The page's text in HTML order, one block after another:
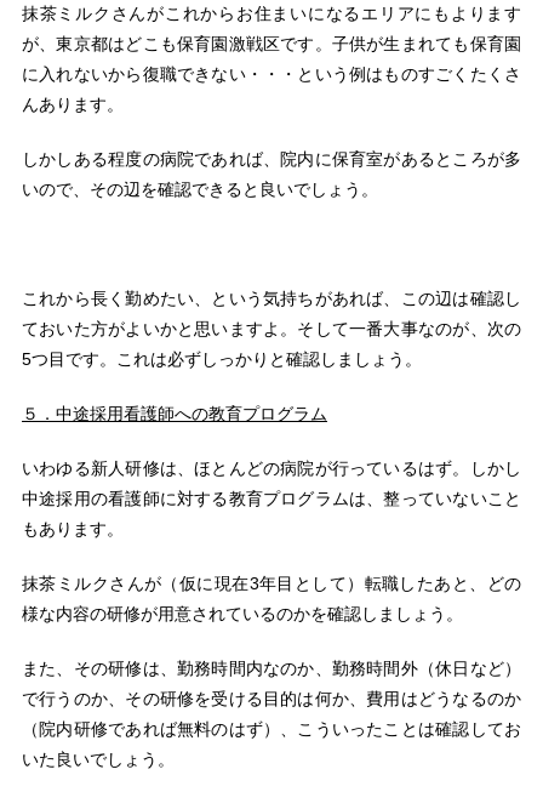
抹茶ミルクさんがこれからお住まいになるエリアにもよります
が、東京都はどこも保育園激戦区です。子供が生まれても保育園
に入れないから復職できない・・・という例はものすごくたくさ
んあります。
しかしある程度の病院であれば、院内に保育室があるところが多
いので、その辺を確認できると良いでしょう。
これから長く勤めたい、という気持ちがあれば、この辺は確認し
ておいた方がよいかと思いますよ。そして一番大事なのが、次の
5つ目です。これは必ずしっかりと確認しましょう。
５．中途採用看護師への教育プログラム
いわゆる新人研修は、ほとんどの病院が行っているはず。しかし
中途採用の看護師に対する教育プログラムは、整っていないこと
もあります。
抹茶ミルクさんが（仮に現在3年目として）転職したあと、どの
様な内容の研修が用意されているのかを確認しましょう。
また、その研修は、勤務時間内なのか、勤務時間外（休日など）
で行うのか、その研修を受ける目的は何か、費用はどうなるのか
（院内研修であれば無料のはず）、こういったことは確認してお
いた良いでしょう。